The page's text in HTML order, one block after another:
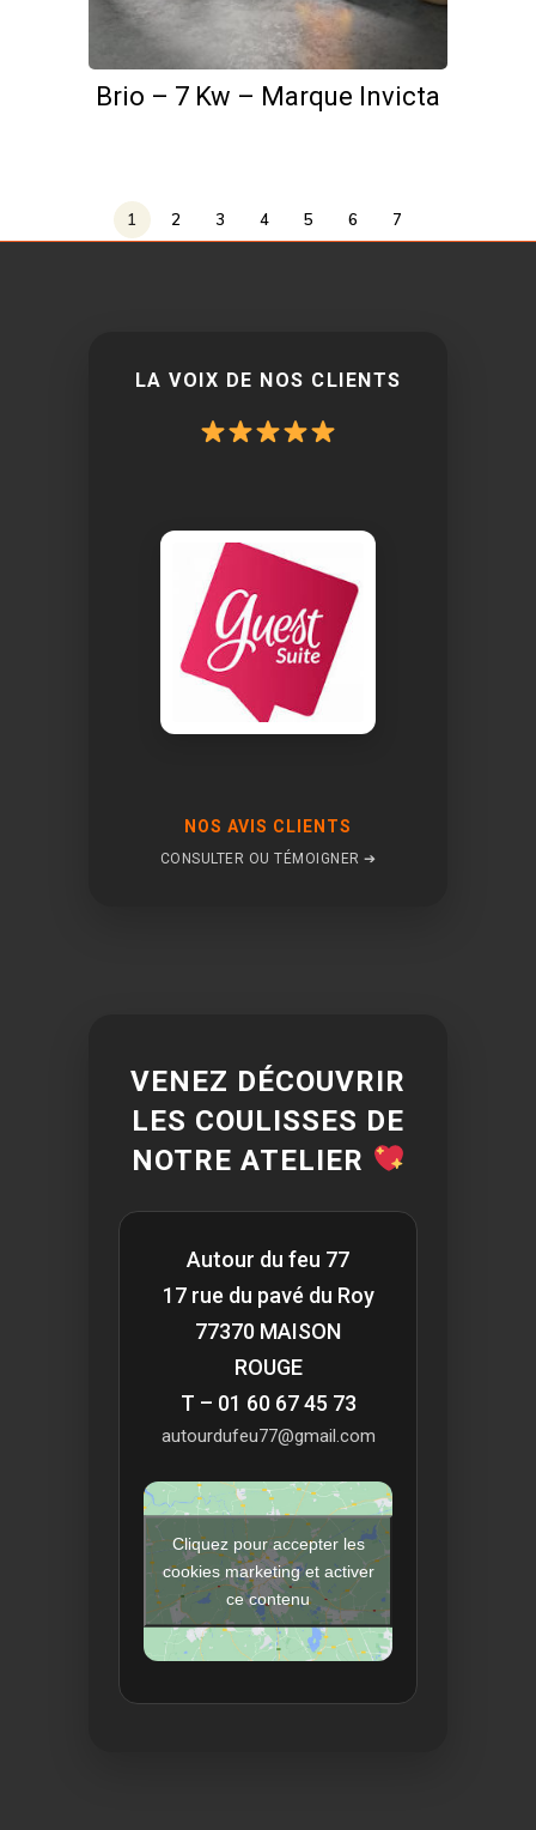
Brio – 7 Kw – Marque Invicta
1 2 3 4 5 6 7
LA VOIX DE NOS CLIENTS
NOS AVIS CLIENTS
CONSULTER OU TÉMOIGNER ➔
VENEZ DÉCOUVRIR
LES COULISSES DE
NOTRE ATELIER
Autour du feu 77
17 rue du pavé du Roy
77370 MAISON
ROUGE
T – 01 60 67 45 73
autourdufeu77@gmail.com
Cliquez pour accepter les
cookies marketing et activer
ce contenu